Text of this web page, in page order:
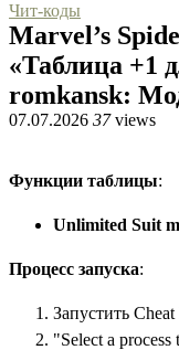
Чит-коды
Marvel’s
«Таблица +1
romkansk:
07.07.2026 37views
Функции таблицы:
Unlimited Suit
Процесс запуска:
Запустить
"Select a